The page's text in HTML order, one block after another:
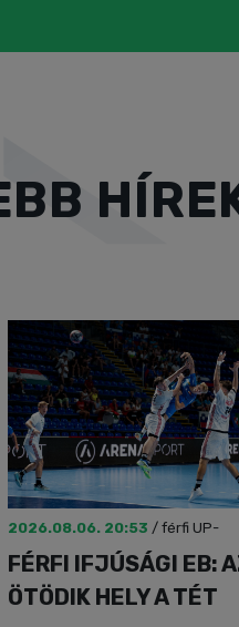
2026.08.06. 20:53 / férfi UP-
válogatott
FÉRFI IFJÚSÁGI EB:
ÖTÖDIK HELY A TÉT